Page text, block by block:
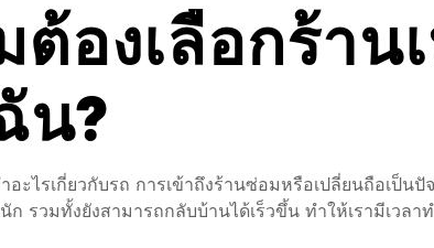
ต้องเลือกร้า
น?
ำอะไรเกี่ยวกับรถ การเข้าถึงร้านซ่อมหรือเปลี่ยนถือเป็น
นัก รวมทั้งยังสามารถกลับบ้านได้เร็วขึ้น ทำให้เรามีเวล